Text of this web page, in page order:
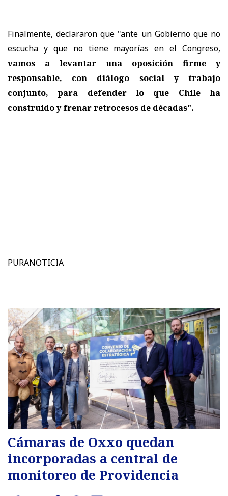
Finalmente, declararon que "ante un Gobierno que no
escucha y que no tiene mayorías en el Congreso,
vamos a levantar una oposición firme y
responsable, con diálogo social y trabajo
conjunto, para defender lo que Chile ha
construido y frenar retrocesos de décadas".
PURANOTICIA
Cámaras de Oxxo quedan
incorporadas a central de
monitoreo de Providencia